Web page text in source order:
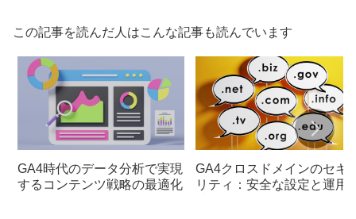
この記事を読んだ人はこんな記事も読んでいます
GA4時代のデータ分析で実現
するコンテンツ戦略の最適化
GA4クロスドメインのセキ
リティ：安全な設定と運用